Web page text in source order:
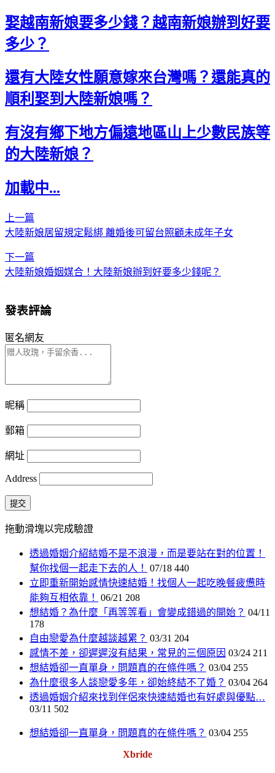
娶越南新娘要多少錢？越南新娘辦到好要
多少？
還有大陸女性願意嫁來台灣嗎？還能真的
順利娶到大陸新娘嗎？
有沒有鄉下地方偏遠地區山上少數民族等
的大陸新娘？
加載中...
上一篇
大陸新娘居留規定鬆綁 離婚後可留台照顧未成年子女
下一篇
大陸新娘婚姻媒合！大陸新娘辦到好要多少錢呢？
發表評論
匿名網友
昵稱
郵箱
網址
Address
提交
拖動滑塊以完成驗證
透過婚姻介紹結婚不是不浪漫，而是要站在對的位置！
幫你找個一起走下去的人！
07/18 440
立即重新開始感情快速結婚！找個人一起吃晚餐疲憊時
能夠互相依靠！
06/21 208
想結婚？為什麼「再等等看」會變成錯過的開始？ 04/11
178
自由戀愛為什麼越談越累？ 03/31 204
感情不差，卻遲遲沒有結果，常見的三個原因 03/24 211
想結婚卻一直單身，問題真的在條件嗎？ 03/04 255
為什麼很多人談戀愛多年，卻始終結不了婚？ 03/04 264
透過婚姻介紹來找到伴侶來快速結婚也有好處與優點…
03/11 502
想結婚卻一直單身，問題真的在條件嗎？ 03/04 255
Xbride